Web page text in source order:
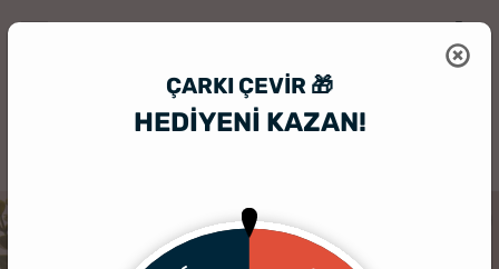
ÇARKI ÇEVIR 🎁
HEDİYENİ KAZAN!